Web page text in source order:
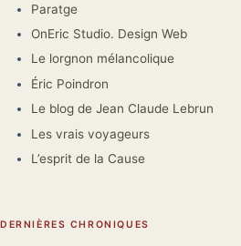
Paratge
OnEric Studio. Design Web
Le lorgnon mélancolique
Éric Poindron
Le blog de Jean Claude Lebrun
Les vrais voyageurs
L’esprit de la Cause
DERNIÈRES CHRONIQUES